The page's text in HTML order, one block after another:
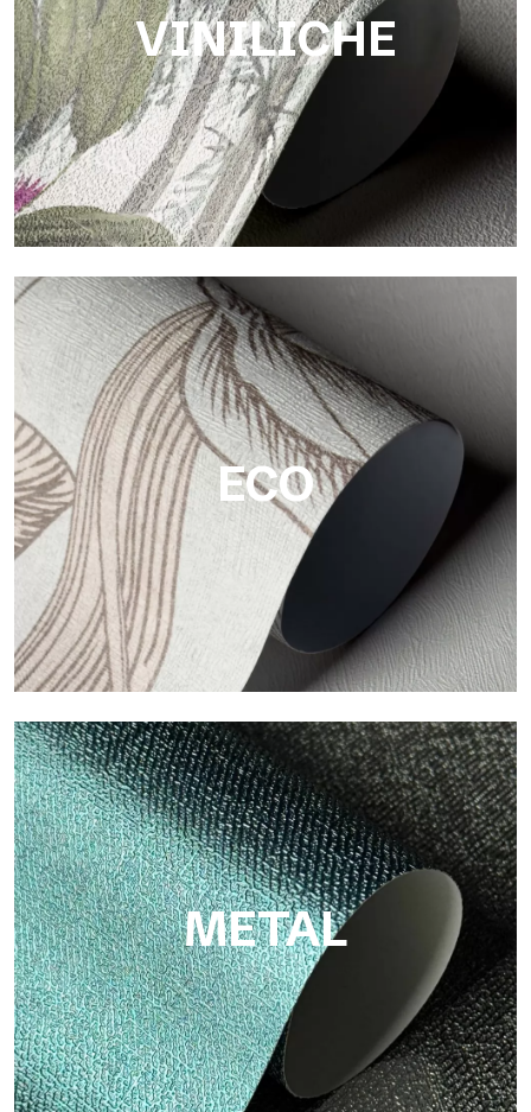
VINILICHE
Viniliche
Le finiture viniliche delle carte da parati Tecnografica offrono
superfici resistenti, materiche e visivamente raffinate.
ECO
Eco
Eco di Tecnografica è la carta da parati ecologica in fibra di
cellulosa: supporto sostenibile, senza PVC, con colori brillanti
e alta qualità.
METAL